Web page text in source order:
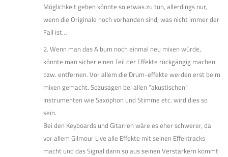
Möglichkeit geben könnte so etwas zu tun, allerdings nur,
wenn die Originale noch vorhanden sind, was nicht immer der
Fall ist…
2. Wenn man das Album noch einmal neu mixen würde,
könnte man sicher einen Teil der Effekte rückgängig machen
bzw. entfernen. Vor allem die Drum-effekte werden erst beim
mixen gemacht. Sozusagen bei allen “akustischen”
Instrumenten wie Saxophon und Stimme etc. wird dies so
sein.
Bei den Keyboards und Gitarren wäre es eher schwerer, da
vor allem Gilmour Live alle Effekte mit seinen Effektracks
macht und das Signal dann so aus seinen Verstärkern kommt